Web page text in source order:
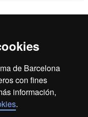
de Barcelona
con fines
información,
.
de datos
de Barcelona
Barcelona es una
Autònoma de